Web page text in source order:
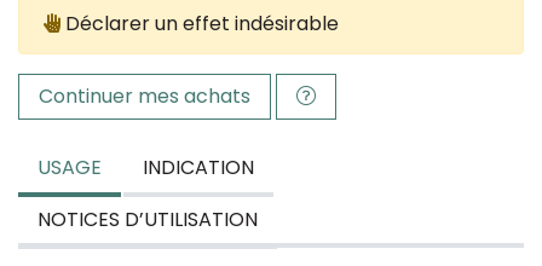
Déclarer un effet indésirable
Continuer mes achats
USAGE
INDICATION
NOTICES D’UTILISATION